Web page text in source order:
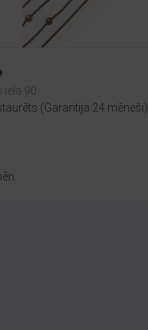
iela 90
(Garantija 24 mēneši)